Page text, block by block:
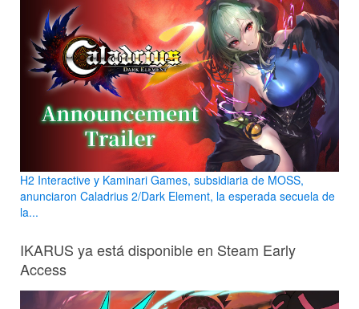
H2 Interactive y Kaminari Games, subsidiaria de MOSS,
anunciaron Caladrius 2/Dark Element, la esperada secuela de
la...
IKARUS ya está disponible en Steam Early
Access